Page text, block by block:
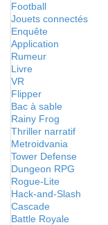
Football
Jouets connectés
Enquête
Application
Rumeur
Livre
VR
Flipper
Bac à sable
Rainy Frog
Thriller narratif
Metroidvania
Tower Defense
Dungeon RPG
Rogue-Lite
Hack-and-Slash
Cascade
Battle Royale